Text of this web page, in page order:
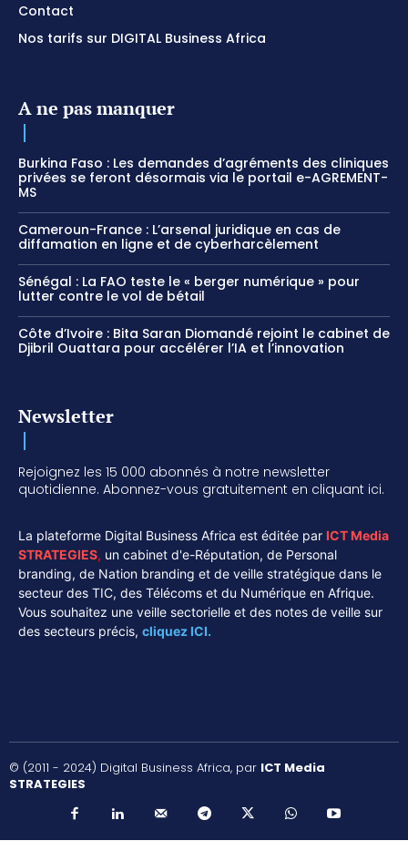
Contact
Nos tarifs sur DIGITAL Business Africa
A ne pas manquer
Burkina Faso : Les demandes d’agréments des cliniques
privées se feront désormais via le portail e-AGREMENT-
MS
Cameroun-France : L’arsenal juridique en cas de
diffamation en ligne et de cyberharcèlement
Sénégal : La FAO teste le « berger numérique » pour
lutter contre le vol de bétail
Côte d’Ivoire : Bita Saran Diomandé rejoint le cabinet de
Djibril Ouattara pour accélérer l’IA et l’innovation
Newsletter
Rejoignez les 15 000 abonnés à notre newsletter
quotidienne. Abonnez-vous gratuitement en cliquant ici.
La plateforme Digital Business Africa est éditée par ICT Media
STRATEGIES, un cabinet d'e-Réputation, de Personal
branding, de Nation branding et de veille stratégique dans le
secteur des TIC, des Télécoms et du Numérique en Afrique.
Vous souhaitez une veille sectorielle et des notes de veille sur
des secteurs précis, cliquez ICI.
© (2011 - 2024) Digital Business Africa, par ICT Media
STRATEGIES